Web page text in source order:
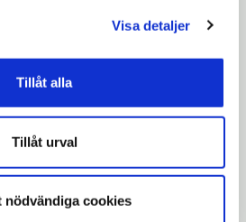
Visa detaljer
Tillåt alla
Tillåt urval
nödvändiga cookies
och dåvarande
skulle ha en handlingsplan
bli norm till 2021. De
lokala
2) en hållbar heltid 3)